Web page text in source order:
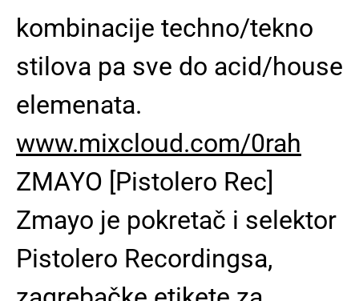
kombinacije techno/tekno
stilova pa sve do acid/house
elemenata.
www.mixcloud.com/0rah
ZMAYO [Pistolero Rec]
Zmayo je pokretač i selektor
Pistolero Recordingsa,